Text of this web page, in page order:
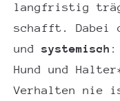
langfristig
schafft. Dabei
und
systemisch :
Hund und
Verhalten nie